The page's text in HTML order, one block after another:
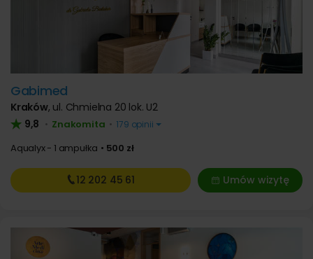
Gabimed
Kraków, ul. Chmielna 20 lok. U2
9,8 • Znakomita • 179 opinii
Aqualyx - 1 ampułka 500 zł
Umów wizytę
12 202 45 61